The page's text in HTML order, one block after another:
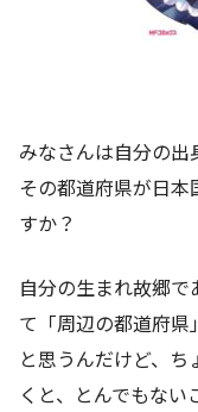
みなさんは自分の出
その都道府県が日
すか？
自分の生まれ故郷
て「周辺の都道府
と思うんだけど、
くと、とんでもな